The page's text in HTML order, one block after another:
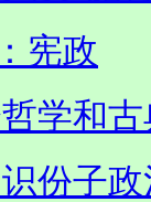
宪政
学和
份子政